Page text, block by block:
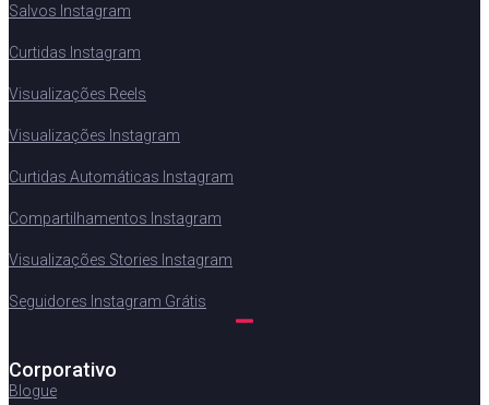
Salvos Instagram
Curtidas Instagram
Visualizações Reels
Visualizações Instagram
Curtidas Automáticas Instagram
Compartilhamentos Instagram
Visualizações Stories Instagram
Seguidores Instagram Grátis
Corporativo
Blogue